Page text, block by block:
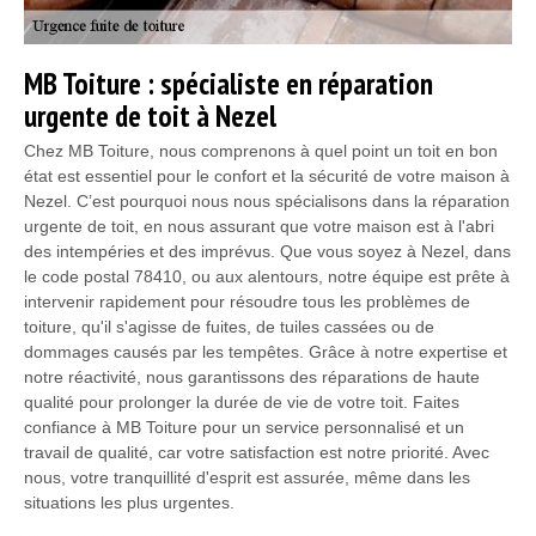
MB Toiture : spécialiste en réparation
urgente de toit à Nezel
Chez MB Toiture, nous comprenons à quel point un toit en bon
état est essentiel pour le confort et la sécurité de votre maison à
Nezel. C’est pourquoi nous nous spécialisons dans la réparation
urgente de toit, en nous assurant que votre maison est à l'abri
des intempéries et des imprévus. Que vous soyez à Nezel, dans
le code postal 78410, ou aux alentours, notre équipe est prête à
intervenir rapidement pour résoudre tous les problèmes de
toiture, qu'il s'agisse de fuites, de tuiles cassées ou de
dommages causés par les tempêtes. Grâce à notre expertise et
notre réactivité, nous garantissons des réparations de haute
qualité pour prolonger la durée de vie de votre toit. Faites
confiance à MB Toiture pour un service personnalisé et un
travail de qualité, car votre satisfaction est notre priorité. Avec
nous, votre tranquillité d'esprit est assurée, même dans les
situations les plus urgentes.